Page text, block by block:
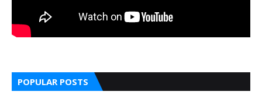
POPULAR POSTS